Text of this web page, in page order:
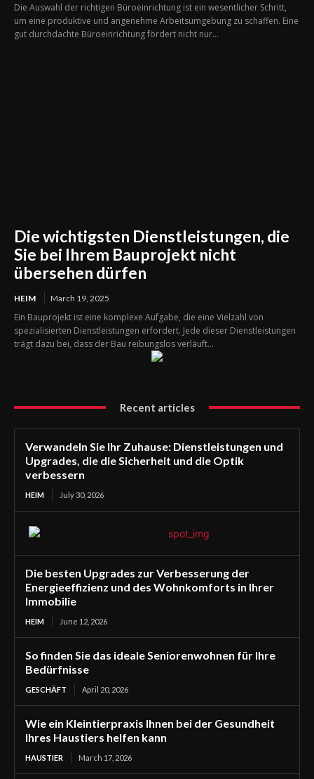
Die Auswahl der richtigen Büroeinrichtung ist ein wesentlicher Schritt,
um eine produktive und angenehme Arbeitsumgebung zu schaffen. Eine
gut durchdachte Büroeinrichtung fördert nicht nur...
Die wichtigsten Dienstleistungen, die
Sie bei Ihrem Bauprojekt nicht
übersehen dürfen
HEIM March 19, 2025
Ein Bauprojekt ist eine komplexe Aufgabe, die eine Vielzahl von
spezialisierten Dienstleistungen erfordert. Jede dieser Dienstleistungen
trägt dazu bei, dass der Bau reibungslos verläuft...
Recent articles
Verwandeln Sie Ihr Zuhause: Dienstleistungen und
Upgrades, die die Sicherheit und die Optik
verbessern
HEIM July 30, 2026
Die besten Upgrades zur Verbesserung der
Energieeffizienz und des Wohnkomforts in Ihrer
Immobilie
HEIM June 12, 2026
So finden Sie das ideale Seniorenwohnen für Ihre
Bedürfnisse
GESCHÄFT April 20, 2026
Wie ein Kleintierpraxis Ihnen bei der Gesundheit
Ihres Haustiers helfen kann
HAUSTIER March 17, 2026